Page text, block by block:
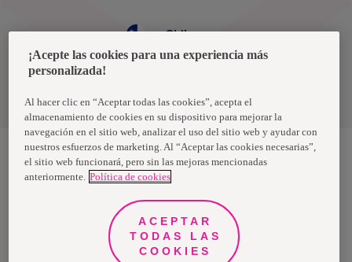
Términos y condiciones
Chile
Nosotras, una marca de Essity - una compañía global líder en
mundo, utilizan nuestros productos, servicios y soluciones. Nuestro
propósito es romper barreras por el bienestar en beneficio de
consumidores, pacientes, cuidadores, clientes y la sociedad en
general. Vendemos en aproximadamente 150 países bajo las
principales marcas globales TENA y Tork, así como otras marcas
como Actimove, Cutimed, JOBST, Knix, Leukoplast, Libero, Libresse,
¡Acepte las cookies para una experiencia más
personalizada!
Al hacer clic en “Aceptar todas las cookies”, acepta el
almacenamiento de cookies en su dispositivo para mejorar la
navegación en el sitio web, analizar el uso del sitio web y ayudar con
nuestros esfuerzos de marketing. Al “Aceptar las cookies necesarias”,
el sitio web funcionará, pero sin las mejoras mencionadas
anteriormente. Política de cookies
ACEPTAR
TODAS LAS
COOKIES